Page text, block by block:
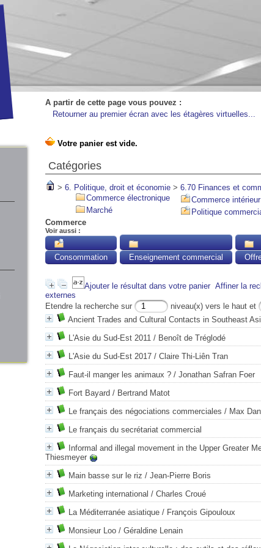
A partir de cette page vous pouvez :
Retourner au premier écran avec les étagères virtuelles...
Catégories
> 6. Politique, droit et économie > 6.70 Finances et
Commerce électronique
Commerce intérieur
Marché
Politique
Commerce
Voir aussi :
Consommation Enseignement commercial
Ajouter le résultat dans votre panier Affiner la
externes
Etendre la recherche sur
niveau(x) vers le haut et
Ancient Trades and Cultural Contacts in Southeast
L'Asie du Sud-Est 2011 / Benoît de Tréglodé
L'Asie du Sud-Est 2017 / Claire Thi-Liên Tran
Faut-il manger les animaux ? / Jonathan Safran Foer
Fort Bayard / Bertrand Matot
Le français des négociations commerciales / Max
Le français du secrétariat commercial
Informal and illegal movement in the Upper Greater
Thiesmeyer
Main basse sur le riz / Jean-Pierre Boris
Marketing international / Charles Croué
La Méditerranée asiatique / François Gipouloux
Monsieur Loo / Géraldine Lenain